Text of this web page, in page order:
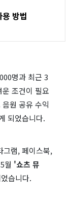
방법
명과 최근 3
조건이 필요
원 공유 수익
되었습니다.
그램, 페이스북,
월 '쇼츠 뮤
습니다.